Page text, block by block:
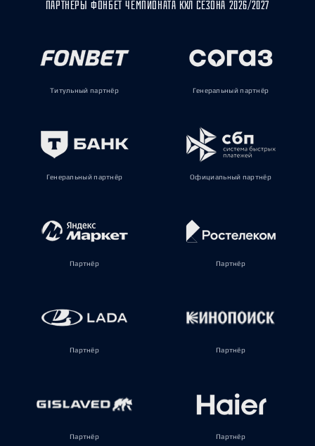
ПАРТНЁРЫ ФОНБЕТ ЧЕМПИОНАТА КХЛ СЕЗОНА 2026/2027
Титульный партнёр Генеральный партнёр
Генеральный партнёр Официальный партнёр
Партнёр Партнёр
Партнёр Партнёр
Партнёр Партнёр